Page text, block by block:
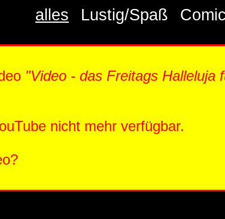
alles Lustig/Spaß
"Video - das Freitags Halleluja
nicht mehr verfügbar.